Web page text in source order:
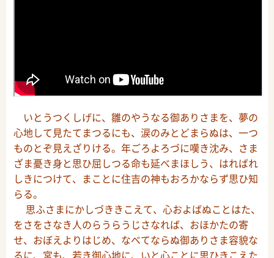
いとうつくしげに、雛のやうなる御ありさまを、夢の
心地して見たてまつるにも、涙のみとどまらぬは、一つ
ものとぞ見えざりける。年ごろよろづに嘆き沈み、さま
ざま憂き身と思ひ屈しつる命も延べまほしう、はればれ
しきにつけて、まことに住吉の神もおろかならず思ひ知
らる。
思ふさまにかしづききこえて、心およばぬことはた、
をさをさなき人のらうらうじさなれば、おほかたの寄
せ、おぼえよりはじめ、なべてならぬ御ありさま容貌な
るに、宮も、若き御心地に、いと心ことに思ひきこえた